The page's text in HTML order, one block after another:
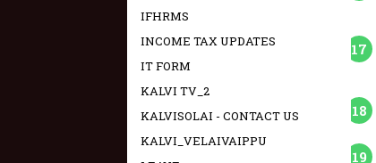
IFHRMS
INCOME TAX UPDATES
IT FORM
KALVI TV_2
KALVISOLAI - CONTACT US
KALVI_VELAIVAIPPU